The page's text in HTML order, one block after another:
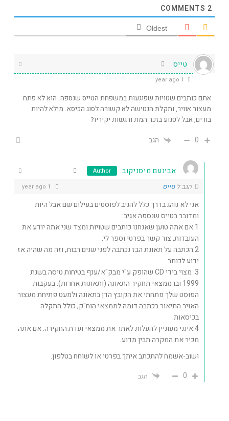
2
Oldest
טייס
אתם כותבים שטויות שפוגעות במשפחת הטייס שנספה. הוא לא פתח
מעצור אוויר, ותקלת הנטישה לא קשורה לסוג הכיסא. מילא להיות
בורים, אבל לפגוע בזכר המת ורגשות יקיריו?
0 הגב
אבינעם מיסניקוב Author
הגב לטייס
אני לא נוהג בדרך כלל להגיב לפוסטים בעילום שם אבל היות
ומדובר בטייס שנספה אגיב:
1.אם אתה טוען שאנחנו כותבים שטויות ומצד שני אתה יודע את
העובדות, צור קשר בפרטי וספר לי.
2.הכתבה על תאונת הבז נכתבה לפני שנים רבות, וזה מה שהיה אז
ידוע לכותב.
3. מצוי בידי CD שהופק ע"י מבק"א/ענף בטיחות טיסה בשנת
1999 ובו ממצאי תחקיר התאונה (ותאונות אחרות). בעקבות
הפוסט שלך פתחתי את הקובץ הדן בתאונה ולמעט פתיחת מעצור
האויר התיאור בכתבה דומה לממצאי הוח"ק, כולל התקלה
בכיסאות.
4.אינני מעוניין להעלות לאתר את ממצאי ועדת החקירה. אם אתה
מכיר את המקרה תבין מדוע.
ושוב-אשמח להתכתב איתך בפרטי או לשוחח בטלפון.
0
הגב